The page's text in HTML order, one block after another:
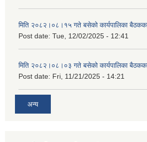
मिति २०८२।०८।१५ गते बसेको कार्यपालिका
Post date: Tue, 12/02/2025 - 12:41
मिति २०८२।०८।०३ गते बसेको कार्यपालिका
Post date: Fri, 11/21/2025 - 14:21
अन्य